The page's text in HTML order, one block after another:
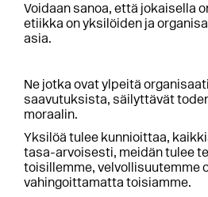
Voidaan sanoa, että jokaisella
etiikka on yksilöiden ja
asia.
Ne jotka ovat ylpeitä
saavutuksista, säilyttävät
moraalin.
Yksilöä tulee kunnioittaa,
tasa-arvoisesti, meidän tulee
toisillemme, velvollisuutemme
vahingoittamatta toisiamme.